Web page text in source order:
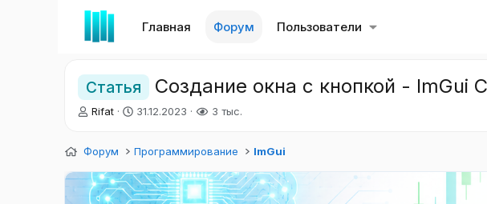
Главная Форум Пользователи
Статья Создание окна с кнопкой - ImGui
А
о
т
е
Rifat
Д
а
а
ч
31.12.2023 3 тыс.
Форум Программирование ImGui